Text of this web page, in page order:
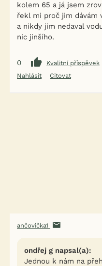
kolem 65 a já jsem
řekl mi proč jim dávám
a nikdy jim nedaval
nic jinšího.
0
Kvalitní příspěvek
Nahlásit
Citovat
ančovička1
ondřej g napsal(a):
Jednou k nám na